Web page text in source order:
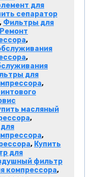
для
сепаратор
, Фильтры для
Ремонт
,
,
для
,
масляный
,
,
, Купить
для
фильтр
компрессора,